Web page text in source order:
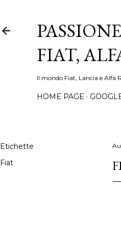
FIAT,
Il mondo Fiat, Lancia e
HOME PAGE
Etichette
Fiat